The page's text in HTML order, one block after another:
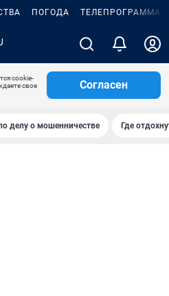
ПОГОДА ТЕЛЕПРОГРАММА
cookie-
свое
Согласен
делу о мошенничестве Где